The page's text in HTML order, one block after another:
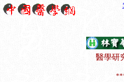
醫學研